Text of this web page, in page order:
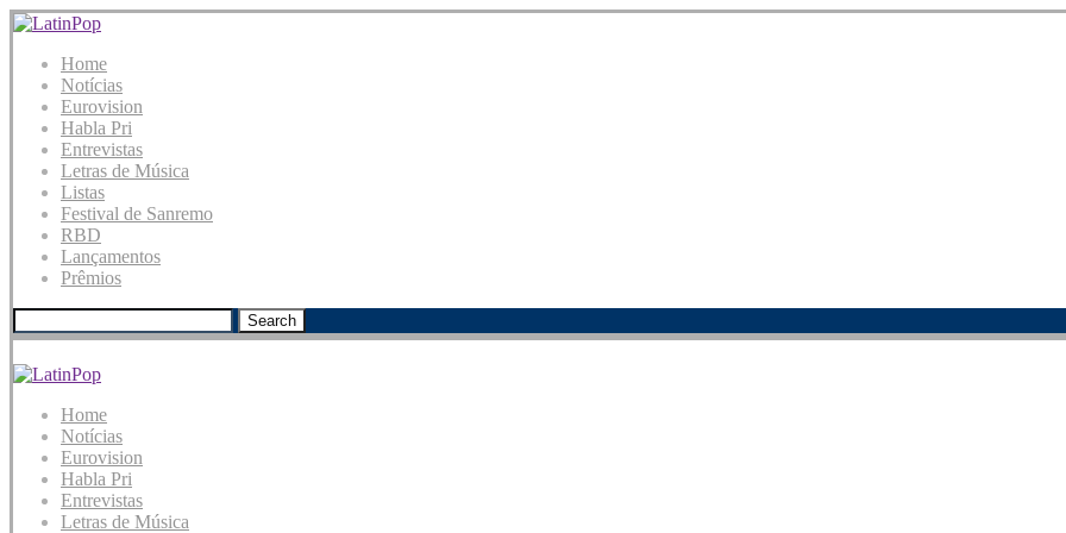
Home
Notícias
Eurovision
Habla Pri
Entrevistas
Letras de Música
Listas
Festival de Sanremo
RBD
Lançamentos
Prêmios
Search
Home
Notícias
Eurovision
Habla Pri
Entrevistas
Letras de Música